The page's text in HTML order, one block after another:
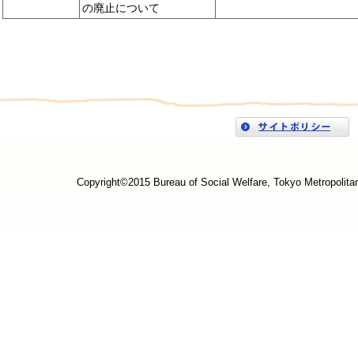
の廃止について
Copyright©2015 Bureau of Social Welfare, Tokyo